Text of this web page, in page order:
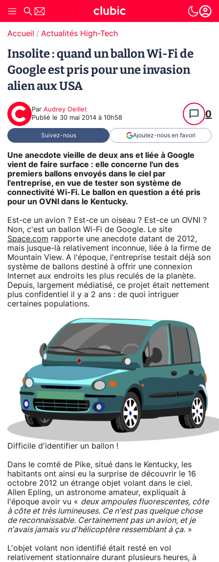
Accueil Actualités High-Tech
Insolite : quand un ballon Wi-Fi de
Google est pris pour une invasion
alien aux USA
Par Audrey Oeillet
Publié le 30 mai 2014 à 10h58 0
Suivez-nous Ajoutez-nous en favori
Une anecdote vieille de deux ans et liée à Google
vient de faire surface : elle concerne l'un des
premiers ballons envoyés dans le ciel par
l'entreprise, en vue de tester son système de
connectivité Wi-Fi. Le ballon en question a été pris
pour un OVNI dans le Kentucky.
Est-ce un avion ? Est-ce un oiseau ? Est-ce un OVNI ?
Non, c'est un ballon Wi-Fi de Google. Le site
Space.com rapporte une anecdote datant de 2012,
mais jusque-là relativement inconnue, liée à la firme de
Mountain View. A l'époque, l'entreprise testait déjà son
système de ballons destiné à offrir une connexion
Internet aux endroits les plus reculés de la planète.
Depuis, largement médiatisé, ce projet était nettement
plus confidentiel il y a 2 ans : de quoi intriguer
certaines populations.
Difficile d'identifier un ballon !
Dans le comté de Pike, situé dans le Kentucky, les
habitants ont ainsi eu la surprise de découvrir le 16
octobre 2012 un étrange objet volant dans le ciel.
Allen Epling, un astronome amateur, expliquait à
l'époque avoir vu « deux ampoules fluorescentes, côte
à côte et très lumineuses. Ce n'est pas quelque chose
de reconnaissable. Certainement pas un avion, et je
n'avais jamais vu d'hélicoptère ressemblant à ça. »
L'objet volant non identifié était resté en vol
relativement stationnaire durant plusieurs heures, à